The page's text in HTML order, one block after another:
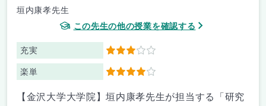
垣内康孝先生
この先生の他の授業を確認する
充実 3
楽単 4
【金沢大学大学院】垣内康孝先生が担当する「研究